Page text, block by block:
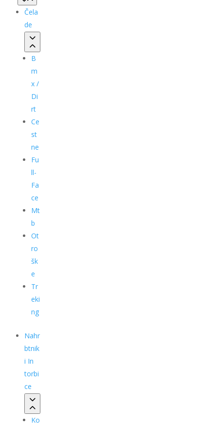
Čela
de
B
m
x /
Di
rt
Ce
st
ne
Fu
ll-
Fa
ce
Mt
b
Ot
ro
šk
e
Tr
eki
ng
Nahr
btnik
i In
torbi
ce
Ko